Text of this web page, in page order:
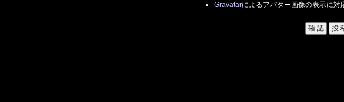
Gravatarによるアバター画像の表示に対